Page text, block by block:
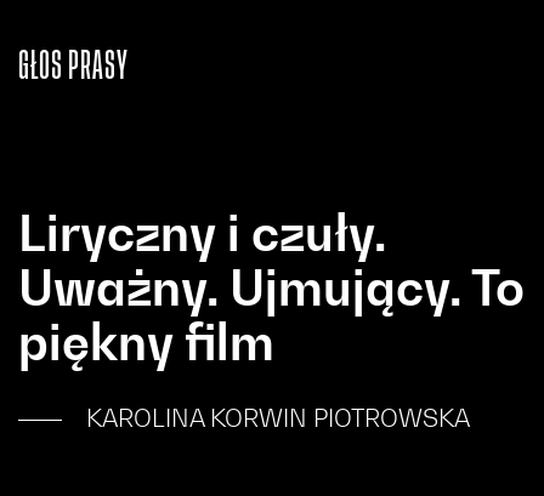
GŁOS PRASY
Liryczny i czuły.
Uważny. Ujmujący. To
piękny film
KAROLINA KORWIN PIOTROWSKA